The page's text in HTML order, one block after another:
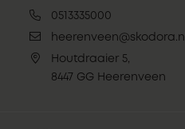
0513335000
heerenveen@skodora.nl
Houtdraaier 5,
8447 GG Heerenveen